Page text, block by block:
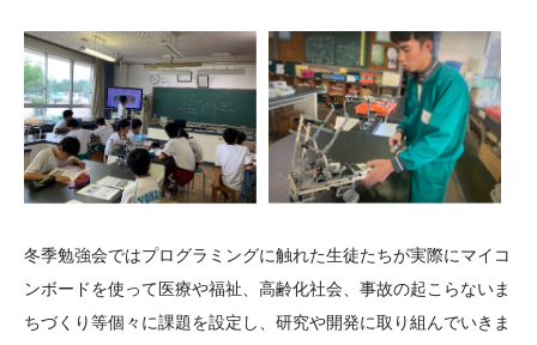
冬季勉強会ではプログラミングに触れた生徒たちが実際にマイコ
ンボードを使って医療や福祉、高齢化社会、事故の起こらないま
ちづくり等個々に課題を設定し、研究や開発に取り組んでいきま